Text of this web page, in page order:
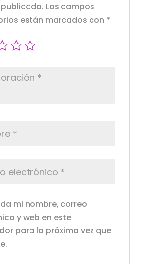
Los campos
están marcados con *
mi nombre, correo
y web en este
para la próxima vez que